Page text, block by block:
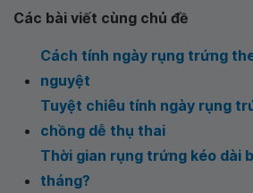
Các bài viết cùng chủ đề
Cách tính ngày rụng trứng
nguyệt
Tuyệt chiêu tính ngày rụng
chồng dễ thụ thai
Thời gian rụng trứng kéo dài
tháng?